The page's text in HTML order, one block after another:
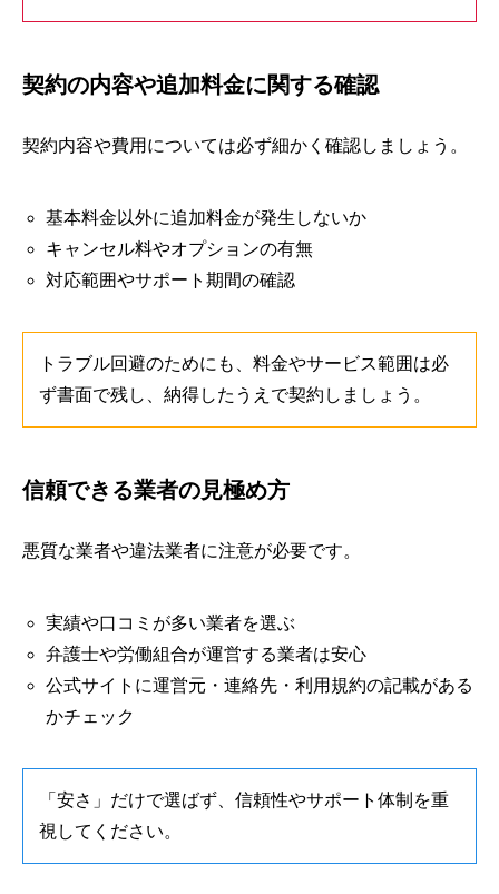
契約の内容や追加料金に関する確認
契約内容や費用については必ず細かく確認しましょう。
基本料金以外に追加料金が発生しないか
キャンセル料やオプションの有無
対応範囲やサポート期間の確認
トラブル回避のためにも、料金やサービス範囲は必
ず書面で残し、納得したうえで契約しましょう。
信頼できる業者の見極め方
悪質な業者や違法業者に注意が必要です。
実績や口コミが多い業者を選ぶ
弁護士や労働組合が運営する業者は安心
公式サイトに運営元・連絡先・利用規約の記載がある
かチェック
「安さ」だけで選ばず、信頼性やサポート体制を重
視してください。